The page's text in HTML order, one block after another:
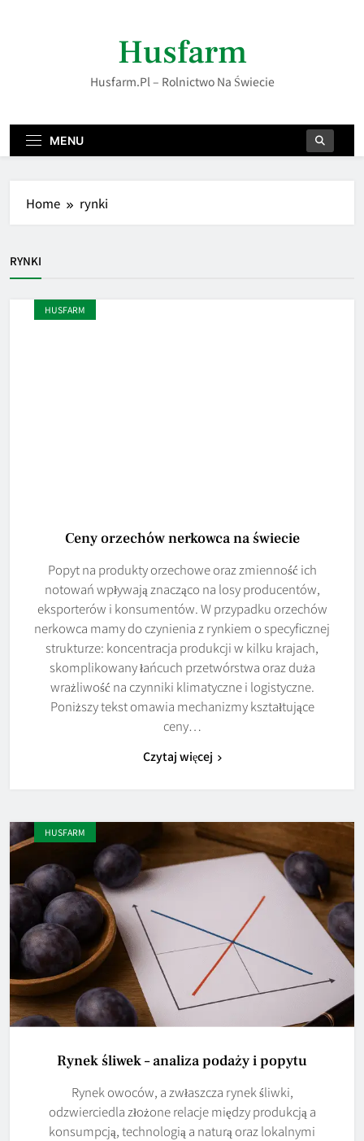
Husfarm
Husfarm.pl – Rolnictwo Na Świecie
MENU
Home rynki
RYNKI
HUSFARM
Ceny orzechów nerkowca na świecie
Popyt na produkty orzechowe oraz zmienność ich
notowań wpływają znacząco na losy producentów,
eksporterów i konsumentów. W przypadku orzechów
nerkowca mamy do czynienia z rynkiem o specyficznej
strukturze: koncentracja produkcji w kilku krajach,
skomplikowany łańcuch przetwórstwa oraz duża
wrażliwość na czynniki klimatyczne i logistyczne.
Poniższy tekst omawia mechanizmy kształtujące
ceny…
Czytaj więcej
HUSFARM
Rynek śliwek – analiza podaży i popytu
Rynek owoców, a zwłaszcza rynek śliwki,
odzwierciedla złożone relacje między produkcją a
konsumpcją, technologią a naturą oraz lokalnymi